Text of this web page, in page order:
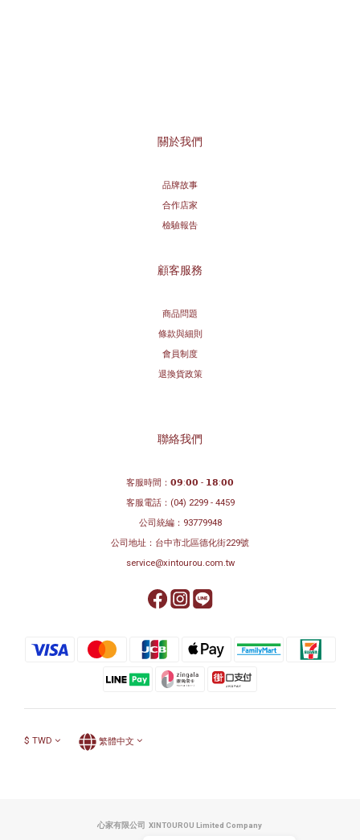
關於我們
品牌故事
合作店家
檢驗報告
顧客服務
商品問題
條款與細則
會員制度
退換貨政策
聯絡我們
客服時間：𝟬𝟵:𝟬𝟬 - 𝟭𝟴:𝟬𝟬
客服電話： (04) 2299 - 4459
公司統編：93779948
公司地址： 台中市北區德化街229號
service@xintourou.com.tw
$ TWD 繁體中文
心家有限公司 XINTOUROU Limited Company